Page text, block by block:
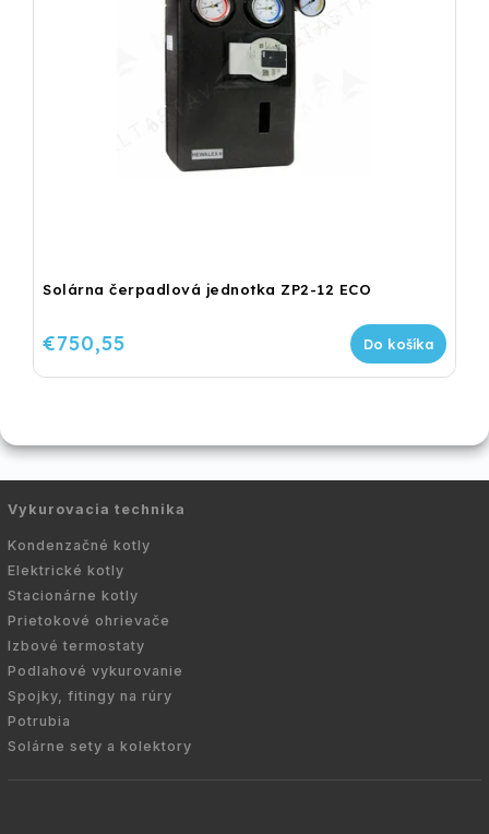
Solárna čerpadlová jednotka ZP2-12 ECO
€750,55 Do košíka
Vykurovacia technika
Kondenzačné kotly
Elektrické kotly
Stacionárne kotly
Prietokové ohrievače
Izbové termostaty
Podlahové vykurovanie
Spojky, fitingy na rúry
Potrubia
Solárne sety a kolektory